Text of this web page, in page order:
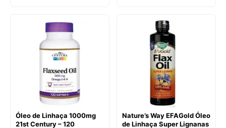
Óleo de Linhaça 1000mg
21st Century – 120
Nature’s Way EFAGold Óleo
de Linhaça Super Lignanas